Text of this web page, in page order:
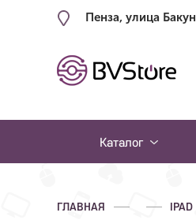
Пенза, улица
Каталог
ГЛАВНАЯ